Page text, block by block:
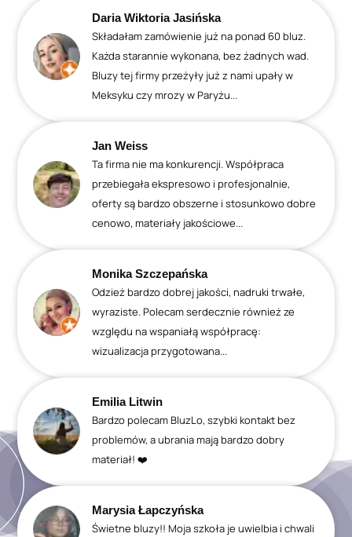
Daria Wiktoria Jasińska
Składałam zamówienie już na ponad 60 bluz.
Każda starannie wykonana, bez żadnych wad.
Bluzy tej firmy przeżyły już z nami upały w
Meksyku czy mrozy w Paryżu...
Jan Weiss
Ta firma nie ma konkurencji. Współpraca
przebiegała ekspresowo i profesjonalnie,
oferty są bardzo obszerne i stosunkowo dobre
cenowo, materiały jakościowe...
Monika Szczepańska
Odzież bardzo dobrej jakości, nadruki trwałe,
wyraziste. Polecam serdecznie również ze
względu na wspaniałą współpracę:
wizualizacja przygotowana...
Emilia Litwin
Bardzo polecam BluzLo, szybki kontakt bez
problemów, a ubrania mają bardzo dobry
materiał! ❤️
Marysia Łapczyńska
Świetne bluzy!! Moja szkoła je uwielbia i chwali